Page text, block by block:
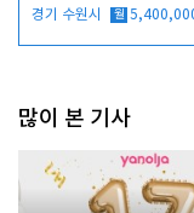
경기 수원시 월
많이 본 기사